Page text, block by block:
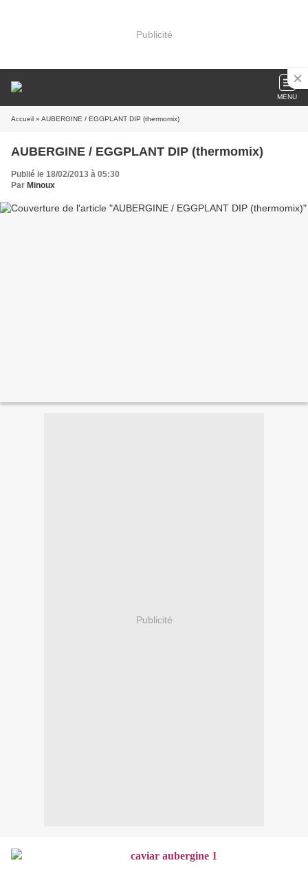
Publicité
MENU
Accueil » AUBERGINE / EGGPLANT DIP (thermomix)
AUBERGINE / EGGPLANT DIP (thermomix)
Publié le 18/02/2013 à 05:30
Par Minoux
Publicité